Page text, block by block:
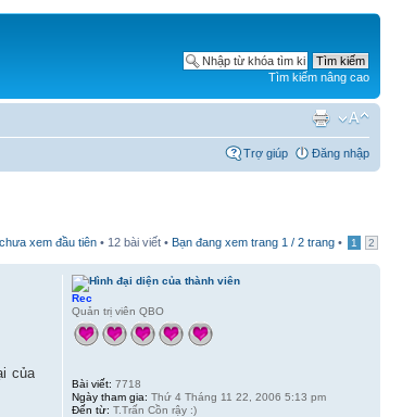
Tìm kiếm nâng cao
Trợ giúp Đăng nhập
xem đầu tiên • 12 bài viết • Bạn đang xem trang 1 / 2 trang • 1 2
của
Rec
Quản trị viên QBO
Bài viết: 7718
Ngày tham gia: Thứ 4 Tháng 11 22, 2006 5:13 pm
Đến từ: T.Trấn Cồn rậy :)